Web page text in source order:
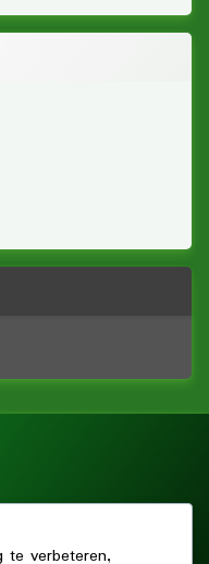
IJssel.
te verbeteren,